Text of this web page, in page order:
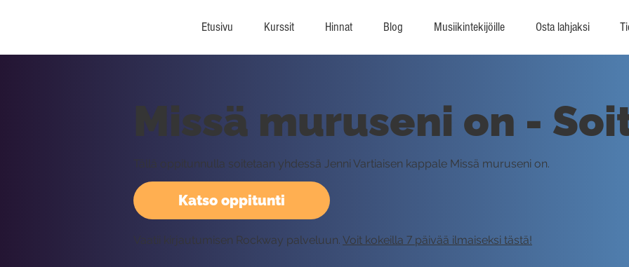
Etusivu Kurssit Hinnat Blog Musiikintekijöille Osta lahjaksi
Katso oppitunti
Missä muruseni on -
Tällä oppitunnulla soitetaan yhdessä Jenni Vartiaisen kappale Missä muruseni on.
Vaatii kirjautumisen Rockway palveluun. Voit kokeilla 7 päivää ilmaiseksi tästä!